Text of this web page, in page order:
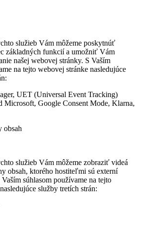
služieb Vám môžeme poskytnúť
základných funkcií a umožniť Vám
našej webovej stránky. S Vaším
na tejto webovej stránke nasledujúce
UET (Universal Event Tracking)
Microsoft, Google Consent Mode, Klarna,
obsah
služieb Vám môžeme zobraziť videá
obsah, ktorého hostiteľmi sú externí
súhlasom používame na tejto
služby tretích strán: